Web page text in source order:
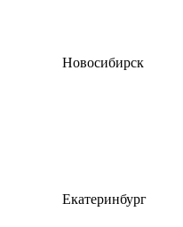
Новосибирск
Екатеринбург